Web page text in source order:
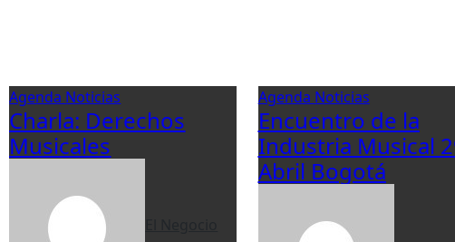
Agenda Noticias
Charla: Derechos
Musicales
Agenda Noticias
Encuentro de la
Industria Musical
Abril Bogotá